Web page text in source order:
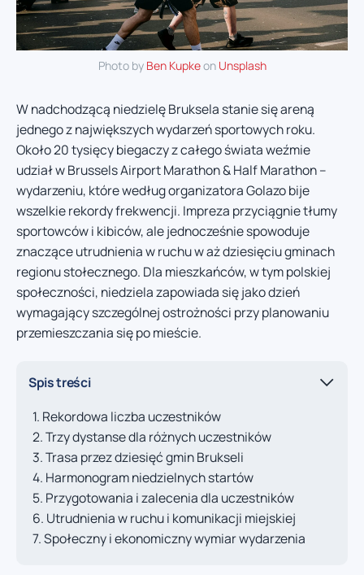
Photo by Ben Kupkeon Unsplash
W nadchodzącą niedzielę Bruksela stanie się areną
jednego z największych wydarzeń sportowych roku.
Około 20 tysięcy biegaczy z całego świata weźmie
udział w Brussels Airport Marathon & Half Marathon –
wydarzeniu, które według organizatora Golazo bije
wszelkie rekordy frekwencji. Impreza przyciągnie tłumy
sportowców i kibiców, ale jednocześnie spowoduje
znaczące utrudnienia w ruchu w aż dziesięciu gminach
regionu stołecznego. Dla mieszkańców, w tym polskiej
społeczności, niedziela zapowiada się jako dzień
wymagający szczególnej ostrożności przy planowaniu
przemieszczania się po mieście.
Spis treści
Rekordowa liczba uczestników
Trzy dystanse dla różnych uczestników
Trasa przez dziesięć gmin Brukseli
Harmonogram niedzielnych startów
Przygotowania i zalecenia dla uczestników
Utrudnienia w ruchu i komunikacji miejskiej
Społeczny i ekonomiczny wymiar wydarzenia